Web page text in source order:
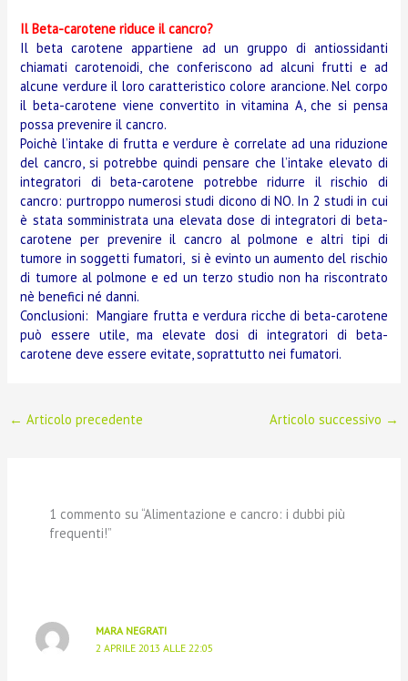
Il Beta-carotene riduce il cancro?
Il beta carotene appartiene ad un gruppo di antiossidanti
chiamati carotenoidi, che conferiscono ad alcuni frutti e ad
alcune verdure il loro caratteristico colore arancione. Nel corpo
il beta-carotene viene convertito in vitamina A, che si pensa
possa prevenire il cancro.
Poichè l’intake di frutta e verdure è correlate ad una riduzione
del cancro, si potrebbe quindi pensare che l’intake elevato di
integratori di beta-carotene potrebbe ridurre il rischio di
cancro: purtroppo numerosi studi dicono di NO. In 2 studi in cui
è stata somministrata una elevata dose di integratori di beta-
carotene per prevenire il cancro al polmone e altri tipi di
tumore in soggetti fumatori, si è evinto un aumento del rischio
di tumore al polmone e ed un terzo studio non ha riscontrato
nè benefici né danni.
Conclusioni: Mangiare frutta e verdura ricche di beta-carotene
può essere utile, ma elevate dosi di integratori di beta-
carotene deve essere evitate, soprattutto nei fumatori.
← Articolo precedente Articolo successivo →
1 commento su “Alimentazione e cancro: i dubbi più
frequenti!”
MARA NEGRATI
2 APRILE 2013 ALLE 22:05